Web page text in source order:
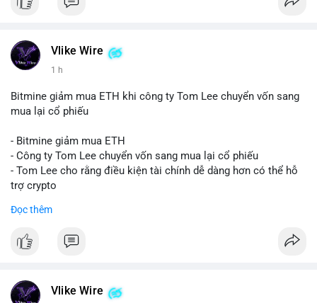
Vlike Wire
1 h
Bitmine giảm mua ETH khi công ty Tom Lee chuyển vốn sang
mua lại cổ phiếu
- Bitmine giảm mua ETH
- Công ty Tom Lee chuyển vốn sang mua lại cổ phiếu
- Tom Lee cho rằng điều kiện tài chính dễ dàng hơn có thể hỗ
trợ crypto
nghỉ tháng 8
#binancesquare
Đọc thêm
Vlike Wire